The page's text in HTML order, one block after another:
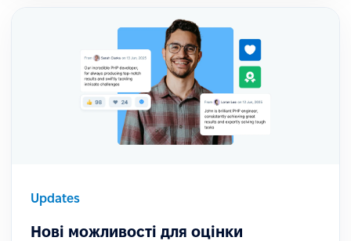
Updates
Нові можливості для оцінки